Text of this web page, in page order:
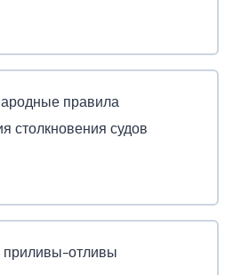
швартовка
правила
столкновения судов
приливы-отливы